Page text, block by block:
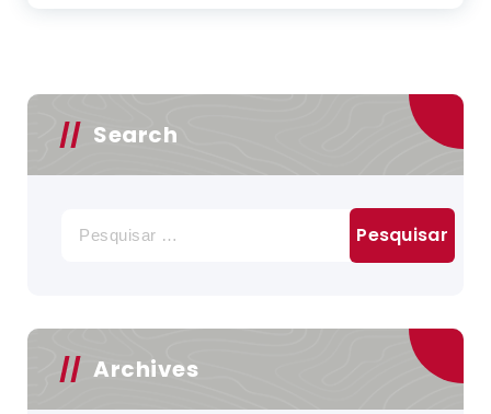
Search
por:
Archives